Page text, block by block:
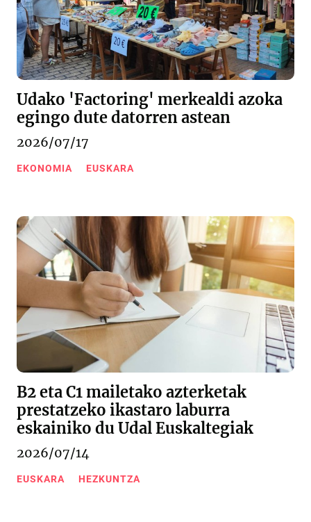
Udako 'Factoring' merkealdi azoka
egingo dute datorren astean
2026/07/17
EKONOMIA EUSKARA
B2 eta C1 mailetako azterketak
prestatzeko ikastaro laburra
eskainiko du Udal Euskaltegiak
2026/07/14
EUSKARA HEZKUNTZA